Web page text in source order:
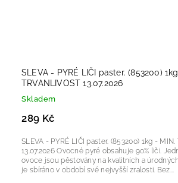
SLEVA - PYRÉ LIČI paster. (853200)
TRVANLIVOST 13.07.2026
Skladem
289 Kč
SLEVA - PYRÉ LIČI paster. (853200) 1kg - MIN.
13.07.2026 Ovocné pyré obsahuje 90% liči. Jednotlivé druhy
ovoce jsou pěstovány na kvalitních a úrodných
je sbíráno v období své nejvyšší zralosti. Bez...